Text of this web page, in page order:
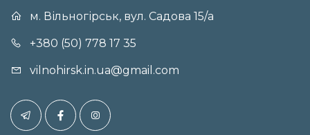
м. Вільногірськ, вул. Садова 15/а
+380 (50) 778 17 35
vilnohirsk.in.ua@gmail.com